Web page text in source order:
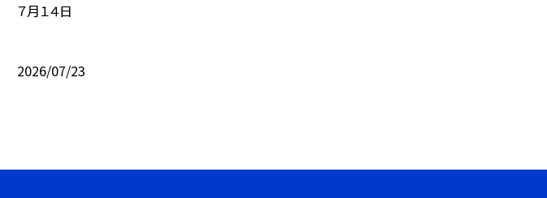
７月１４日
2026/07/23